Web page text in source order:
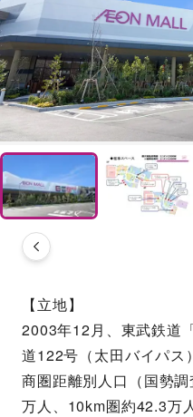
【立地】
2003年12月、東武鉄道
道122号（太田バイパス
商圏距離別人口（国勢
万人、10km圏約42.3万